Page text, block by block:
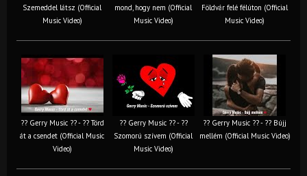
Szemeddel látsz (Official
Music Video)
mond, hogy nem (Official
Music Video)
Földvár felé félúton (Official
Music Video)
?? Gerry Music ?? - ?? Törd
át a csendet (Official Music
Video)
?? Gerry Music ?? - ??
Szomorú szívem (Official
Music Video)
?? Gerry Music ?? - ?? Bújj
mellém (Official Music Video)